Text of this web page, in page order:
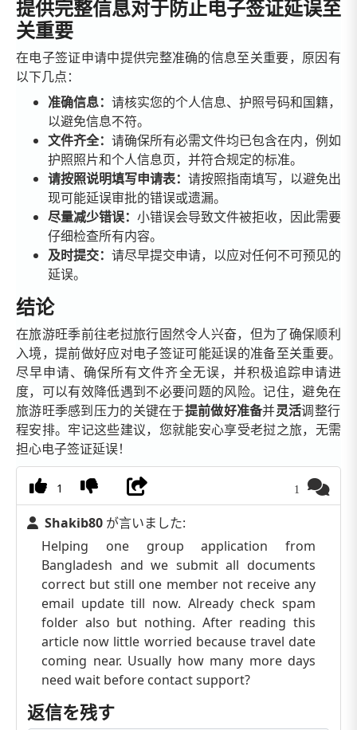
提供完整信息对于防止电子签证延误至
关重要
在电子签证申请中提供完整准确的信息至关重要，原因有
以下几点：
准确信息： 请核实您的个人信息、护照号码和国籍，
以避免信息不符。
文件齐全： 请确保所有必需文件均已包含在内，例如
护照照片和个人信息页，并符合规定的标准。
请按照说明填写申请表： 请按照指南填写，以避免出
现可能延误审批的错误或遗漏。
尽量减少错误： 小错误会导致文件被拒收，因此需要
仔细检查所有内容。
及时提交： 请尽早提交申请，以应对任何不可预见的
延误。
结论
在旅游旺季前往老挝旅行固然令人兴奋，但为了确保顺利
入境，提前做好应对电子签证可能延误的准备至关重要。
尽早申请、确保所有文件齐全无误，并积极追踪申请进
度，可以有效降低遇到不必要问题的风险。记住，避免在
旅游旺季感到压力的关键在于提前做好准备并灵活调整行
程安排。牢记这些建议，您就能安心享受老挝之旅，无需
担心电子签证延误！
1 1
Shakib80 が言いました:
Helping one group application from
Bangladesh and we submit all documents
correct but still one member not receive any
email update till now. Already check spam
folder also but nothing. After reading this
article now little worried because travel date
coming near. Usually how many more days
need wait before contact support?
返信を残す